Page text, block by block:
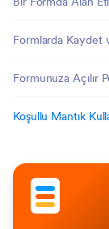
Formlarda Kaydet
Formunuza Açılır
Koşullu Mantık